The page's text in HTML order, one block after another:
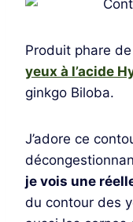
Produit phare
yeux à l’acide
ginkgo Biloba.
J’adore ce
je vois une
du contour des